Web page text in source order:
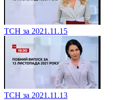
ТСН за 2021.11.15
ТСН за 2021.11.13